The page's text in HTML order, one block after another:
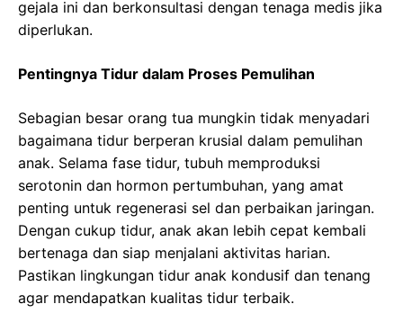
gejala ini dan berkonsultasi dengan tenaga medis jika
diperlukan.
Pentingnya Tidur dalam Proses Pemulihan
Sebagian besar orang tua mungkin tidak menyadari
bagaimana tidur berperan krusial dalam pemulihan
anak. Selama fase tidur, tubuh memproduksi
serotonin dan hormon pertumbuhan, yang amat
penting untuk regenerasi sel dan perbaikan jaringan.
Dengan cukup tidur, anak akan lebih cepat kembali
bertenaga dan siap menjalani aktivitas harian.
Pastikan lingkungan tidur anak kondusif dan tenang
agar mendapatkan kualitas tidur terbaik.